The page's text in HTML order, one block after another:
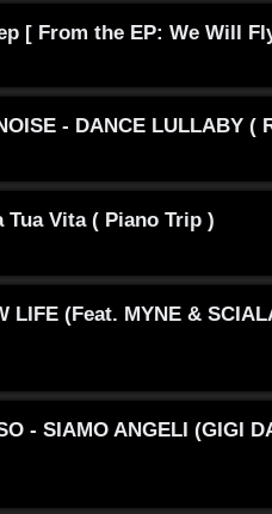
[ From the EP: We Will
- DANCE LULLABY (
Vita ( Piano Trip )
LIFE (Feat. MYNE &
- SIAMO ANGELI (GIGI